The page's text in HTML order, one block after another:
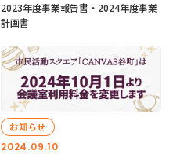
2023年度事業報告書・2024年度事業
計画書
2024.09.10
お知らせ